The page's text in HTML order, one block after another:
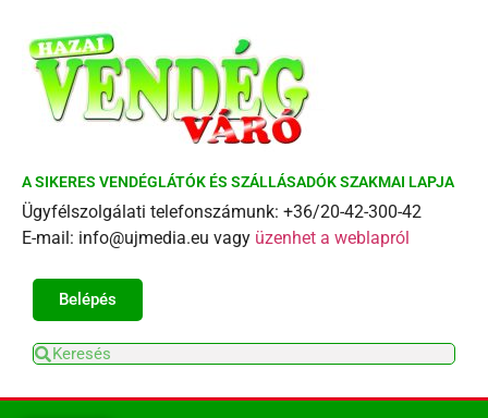
A SIKERES VENDÉGLÁTÓK ÉS SZÁLLÁSADÓK SZAKMAI LAPJA
Ügyfélszolgálati telefonszámunk: +36/20-42-300-42
E-mail: info@ujmedia.eu vagy üzenhet a weblapról
Belépés